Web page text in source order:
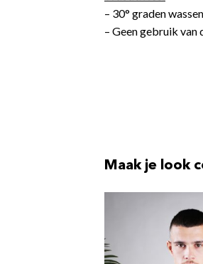
– 30° graden wassen
– Geen gebruik van
Maak je look